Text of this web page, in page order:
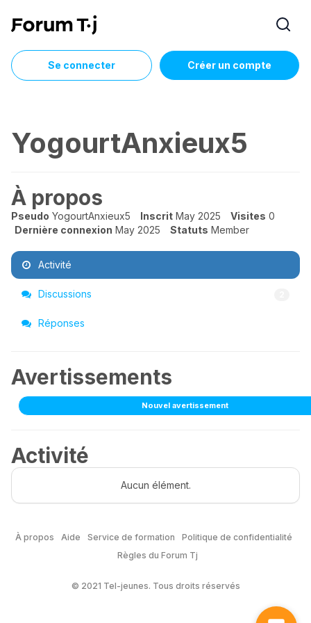
Se connecter Créer un compte
YogourtAnxieux5
À propos
Pseudo YogourtAnxieux5 Inscrit May 2025 Visites 0
Dernière connexion May 2025 Statuts Member
Activité
Discussions
Réponses
Avertissements
Nouvel avertissement
Activité
Aucun élément.
À propos Aide Service de formation
Politique de confidentialité
Règles du Forum Tj
© 2021 Tel-jeunes. Tous droits réservés